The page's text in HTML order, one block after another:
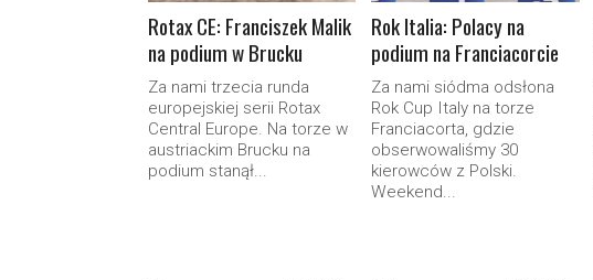
Rotax CE: Franciszek Malik
na podium w Brucku
Za nami trzecia runda
europejskiej serii Rotax
Central Europe. Na torze w
austriackim Brucku na
podium stanął...
Rok Italia: Polacy na
podium na Franciacorcie
Za nami siódma odsłona
Rok Cup Italy na torze
Franciacorta, gdzie
obserwowaliśmy 30
kierowców z Polski.
Weekend...